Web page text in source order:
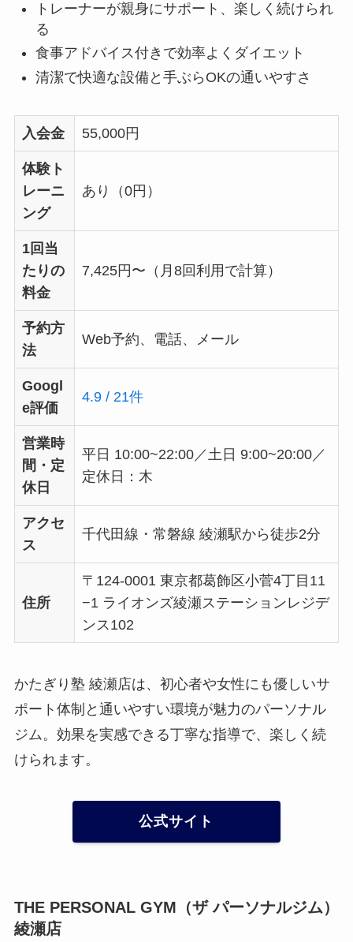
トレーナーが親身にサポート、楽しく続けられ
る
食事アドバイス付きで効率よくダイエット
清潔で快適な設備と手ぶらOKの通いやすさ
入会金 55,000円
体験ト
レーニ
ング
あり（0円）
1回当
たりの
料金
7,425円〜（月8回利用で計算）
予約方
法
Web予約、電話、メール
Googl
e評価
4.9 / 21件
営業時
間・定
休日
平日 10:00~22:00／土日 9:00~20:00／
定休日：木
アクセ
ス
千代田線・常磐線 綾瀬駅から徒歩2分
住所
〒124-0001 東京都葛飾区小菅4丁目11
−1 ライオンズ綾瀬ステーションレジデ
ンス102
かたぎり塾 綾瀬店は、初心者や女性にも優しいサ
ポート体制と通いやすい環境が魅力のパーソナル
ジム。効果を実感できる丁寧な指導で、楽しく続
けられます。
公式サイト
THE PERSONAL GYM（ザ パーソナルジム）
綾瀬店